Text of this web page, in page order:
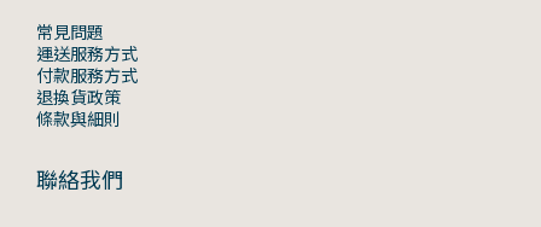
常見問題
運送服務方式
付款服務方式
退換貨政策
條款與細則
聯絡我們